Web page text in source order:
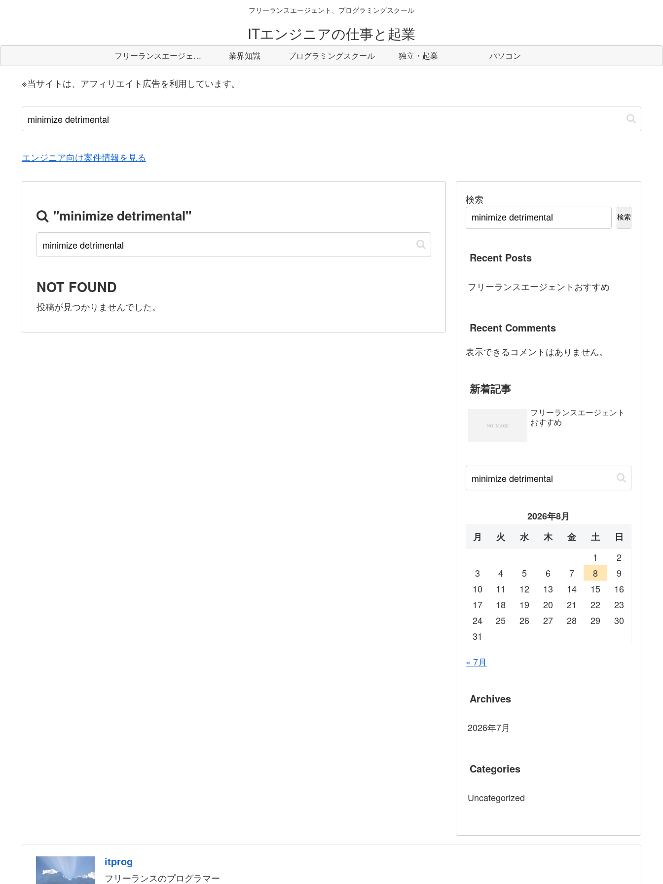
フリーランスエージェント、プログラミングスクール
ITエンジニアの仕事と起業
フリーランスエージェント 業界知識 プログラミングスクール 独立・起業 パソコン
※当サイトは、アフィリエイト広告を利用しています。
エンジニア向け案件情報を見る
"minimize detrimental"
NOT FOUND
投稿が見つかりませんでした。
検索
検索
Recent Posts
フリーランスエージェントおすすめ
Recent Comments
表示できるコメントはありません。
新着記事
フリーランスエージェント
おすすめ
2026年8月
月
火 水 木 金 土
日
1
2
3
4 5 6 7 8
9
10
11 12 13 14 15
16
17
18 19 20 21 22
23
24
25 26 27 28 29
30
31
« 7月
Archives
2026年7月
Categories
Uncategorized
itprog
フリーランスのプログラマー